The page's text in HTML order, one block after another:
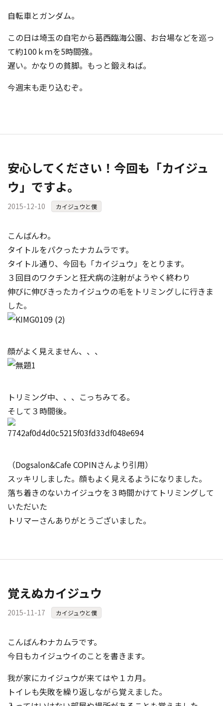
自転車とガンダム。
この日は埼玉の自宅から葛西臨海公園、お台場などを巡っ
て約100ｋｍを5時間強。
遅い。かなりの貧脚。もっと鍛えねば。
今週末も走り込むぞ。
安心してください！今回も「カイジュ
ウ」ですよ。
2015-12-10 カイジュウと僕
こんばんわ。
タイトルをパクったナカムラです。
タイトル通り、今回も「カイジュウ」をとります。
３回目のワクチンと狂犬病の注射がようやく終わり
伸びに伸びきったカイジュウの毛をトリミングしに行きま
した。
顔がよく見えません、、、
トリミング中、、、こっちみてる。
そして３時間後。
（Dogsalon&Cafe COPINさんより引用）
スッキリしました。顔もよく見えるようになりました。
落ち着きのないカイジュウを３時間かけてトリミングして
いただいた
トリマーさんありがとうございました。
覚えぬカイジュウ
2015-11-17 カイジュウと僕
こんばんわナカムラです。
今日もカイジュウイのことを書きます。
我が家にカイジュウが来てはや１カ月。
トイレも失敗を繰り返しながら覚えました。